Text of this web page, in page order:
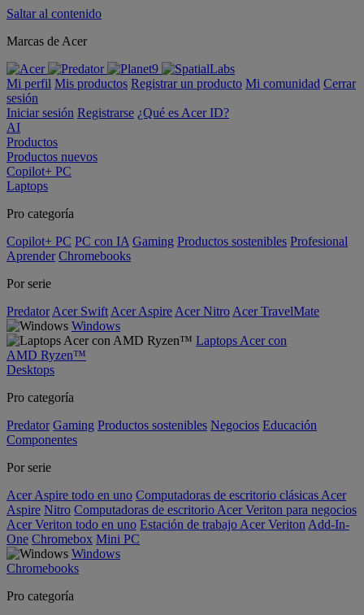
Saltar al contenido
Marcas de Acer
Mi perfil Mis productos Registrar un producto Mi comunidad Cerrar
sesión
Iniciar sesión Registrarse ¿Qué es Acer ID?
AI
Productos
Productos nuevos
Copilot+ PC
Laptops
Pro categoría
Copilot+ PC PC con IA Gaming Productos sostenibles Profesional
Aprender Chromebooks
Por serie
Predator Acer Swift Acer Aspire Acer Nitro Acer TravelMate
Windows
Laptops Acer con
AMD Ryzen™
Desktops
Pro categoría
Predator Gaming Productos sostenibles Negocios Educación
Componentes
Por serie
Acer Aspire todo en uno Computadoras de escritorio clásicas Acer
Aspire Nitro Computadoras de escritorio Acer Veriton para negocios
Acer Veriton todo en uno Estación de trabajo Acer Veriton Add-In-
One Chromebox Mini PC
Windows
Chromebooks
Pro categoría